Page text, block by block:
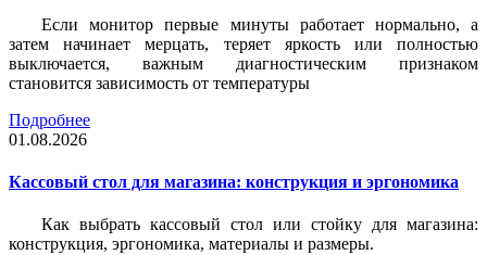
Если монитор первые минуты работает нормально, а
затем начинает мерцать, теряет яркость или полностью
выключается, важным диагностическим признаком
становится зависимость от температуры
Подробнее
01.08.2026
Кассовый стол для магазина: конструкция и эргономика
Как выбрать кассовый стол или стойку для магазина:
конструкция, эргономика, материалы и размеры.